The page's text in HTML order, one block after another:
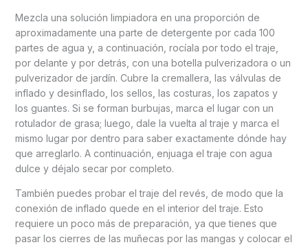
Mezcla una solución limpiadora en una proporción de
aproximadamente una parte de detergente por cada 100
partes de agua y, a continuación, rocíala por todo el traje,
por delante y por detrás, con una botella pulverizadora o un
pulverizador de jardín. Cubre la cremallera, las válvulas de
inflado y desinflado, los sellos, las costuras, los zapatos y
los guantes. Si se forman burbujas, marca el lugar con un
rotulador de grasa; luego, dale la vuelta al traje y marca el
mismo lugar por dentro para saber exactamente dónde hay
que arreglarlo. A continuación, enjuaga el traje con agua
dulce y déjalo secar por completo.
También puedes probar el traje del revés, de modo que la
conexión de inflado quede en el interior del traje. Esto
requiere un poco más de preparación, ya que tienes que
pasar los cierres de las muñecas por las mangas y colocar el